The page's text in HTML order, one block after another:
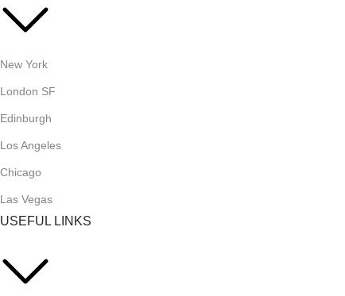
New York
London SF
Edinburgh
Los Angeles
Chicago
Las Vegas
USEFUL LINKS